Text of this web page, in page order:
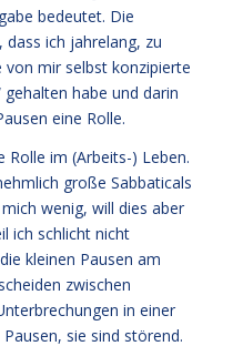
bedeutet. Die
ich jahrelang, zu
mir selbst konzipierte
habe und darin
eine Rolle.
Rolle im (Arbeits-) Leben.
große Sabbaticals
wenig, will dies aber
ich schlicht nicht
kleinen Pausen am
zwischen
in einer
sie sind störend.